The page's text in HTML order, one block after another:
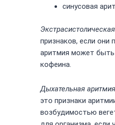
синусовая
признаков, если они
аритмия может быть
кофеина.
Дыхательная аритмия
это признаки
возбудимостью